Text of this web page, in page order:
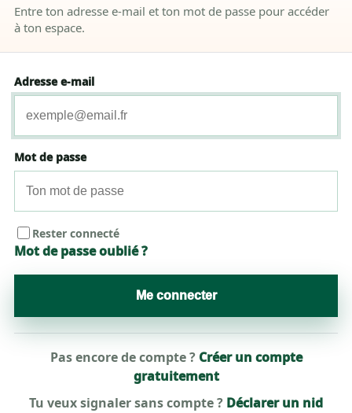
Entre ton adresse e-mail et ton mot de passe pour accéder
à ton espace.
Adresse e-mail
Mot de passe
Rester connecté
Mot de passe oublié ?
Me connecter
Pas encore de compte ? Créer un compte
gratuitement
Tu veux signaler sans compte ? Déclarer un nid